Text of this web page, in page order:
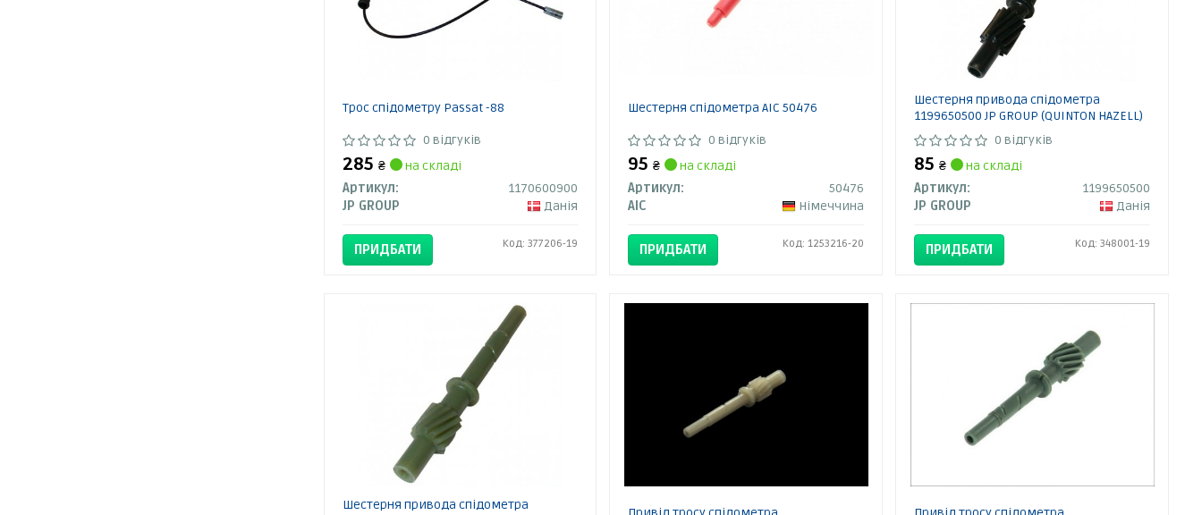
Трос спідометру Passat -88
0 відгуків
285 ₴
на складі
Артикул:
1170600900
JP GROUP
Данія
ПРИДБАТИ Код: 377206-19
Шестерня спідометра AIC 50476
0 відгуків
95₴
на складі
Артикул:
50476
AIC
Німеччина
ПРИДБАТИ Код: 1253216-20
Шестерня привода спідометра
1199650500 JP GROUP (QUINTON HAZELL)
0 відгуків
85₴
на складі
Артикул:
1199650500
JP GROUP
Данія
ПРИДБАТИ Код: 348001-19
Шестерня привода спідометра